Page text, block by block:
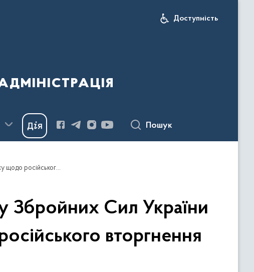
Доступність
Пошук
Оперативна інформація Генерального штабу Збройних Сил України станом на 06:00 08 січня 2024 року щодо російського вторгнення
Збройних Сил України
вторгнення